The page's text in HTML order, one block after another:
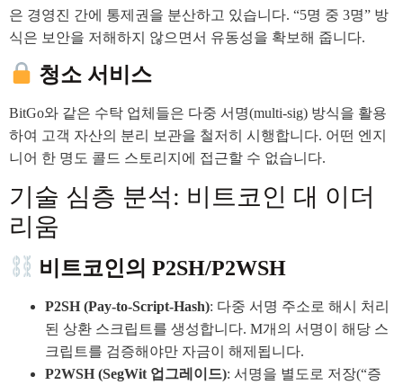
은 경영진 간에 통제권을 분산하고 있습니다. “5명 중 3명” 방
식은 보안을 저해하지 않으면서 유동성을 확보해 줍니다.
청소 서비스
BitGo와 같은 수탁 업체들은 다중 서명(multi-sig) 방식을 활용
하여 고객 자산의 분리 보관을 철저히 시행합니다. 어떤 엔지
니어 한 명도 콜드 스토리지에 접근할 수 없습니다.
기술 심층 분석: 비트코인 대 이더
리움
비트코인의 P2SH/P2WSH
P2SH (Pay-to-Script-Hash): 다중 서명 주소로 해시 처리
된 상환 스크립트를 생성합니다. M개의 서명이 해당 스
크립트를 검증해야만 자금이 해제됩니다.
P2WSH (SegWit 업그레이드): 서명을 별도로 저장(“증